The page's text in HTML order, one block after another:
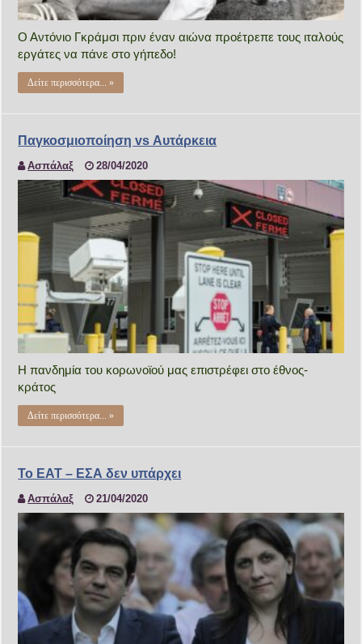
Ο Αντόνιο Γκράμσι πριν έναν αιώνα προέτρεπε τους ιταλούς
εργάτες να πάνε στο γήπεδο!
Δείτε περισσότερα... »
Παγκοσμιοποίηση vs Αυτάρκεια
Ασπάλαξ 28/04/2020
Η πανδημία του κορωνοϊού μας επιστρέφει στο έθνος-
κράτος
Δείτε περισσότερα... »
Το ΕΑΤ – ΕΣΑ δεν υπάρχει
Ασπάλαξ 21/04/2020